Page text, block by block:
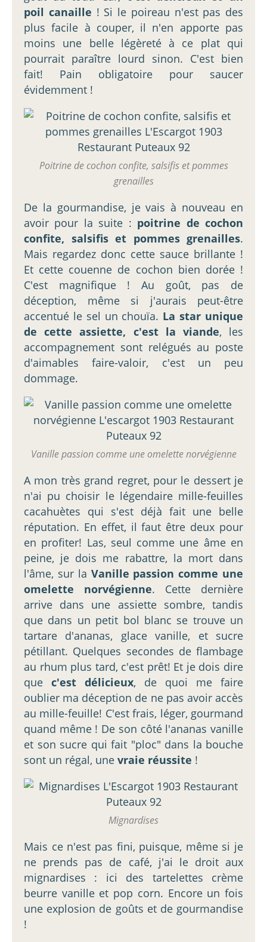
poil canaille ! Si le poireau n'est pas des
plus facile à couper, il n'en apporte pas
moins une belle légèreté à ce plat qui
pourrait paraître lourd sinon. C'est bien
fait! Pain obligatoire pour saucer
évidemment !
Poitrine de cochon confite, salsifis et pommes
grenailles
De la gourmandise, je vais à nouveau en
avoir pour la suite : poitrine de cochon
confite, salsifis et pommes grenailles.
Mais regardez donc cette sauce brillante !
Et cette couenne de cochon bien dorée !
C'est magnifique ! Au goût, pas de
déception, même si j'aurais peut-être
accentué le sel un chouïa. La star unique
de cette assiette, c'est la viande, les
accompagnement sont relégués au poste
d'aimables faire-valoir, c'est un peu
dommage.
Vanille passion comme une omelette norvégienne
A mon très grand regret, pour le dessert je
n'ai pu choisir le légendaire mille-feuilles
cacahuètes qui s'est déjà fait une belle
réputation. En effet, il faut être deux pour
en profiter! Las, seul comme une âme en
peine, je dois me rabattre, la mort dans
l'âme, sur la Vanille passion comme une
omelette norvégienne. Cette dernière
arrive dans une assiette sombre, tandis
que dans un petit bol blanc se trouve un
tartare d'ananas, glace vanille, et sucre
pétillant. Quelques secondes de flambage
au rhum plus tard, c'est prêt! Et je dois dire
que c'est délicieux, de quoi me faire
oublier ma déception de ne pas avoir accès
au mille-feuille! C'est frais, léger, gourmand
quand même ! De son côté l'ananas vanille
et son sucre qui fait "ploc" dans la bouche
sont un régal, une vraie réussite !
Mignardises
Mais ce n'est pas fini, puisque, même si je
ne prends pas de café, j'ai le droit aux
mignardises : ici des tartelettes crème
beurre vanille et pop corn. Encore un fois
une explosion de goûts et de gourmandise
!